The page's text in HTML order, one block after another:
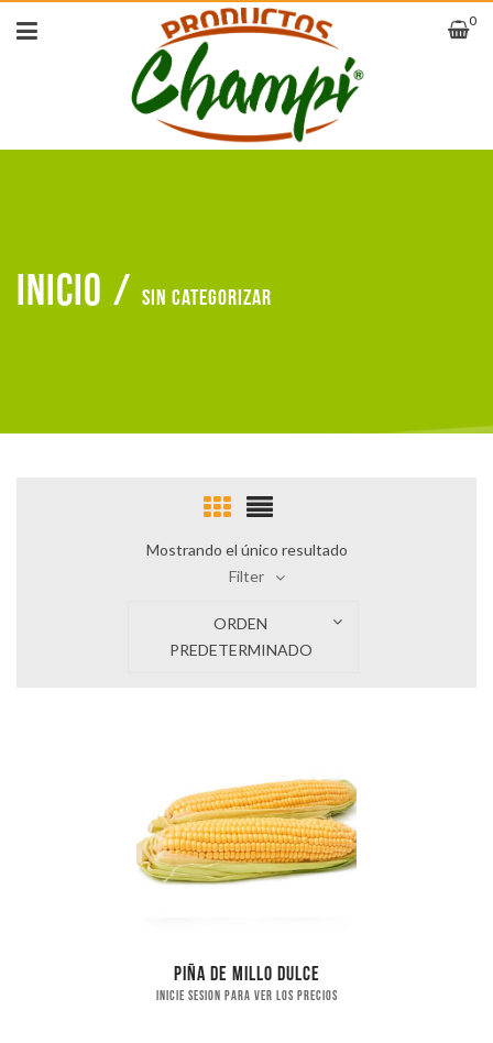
0
Inicio / Sin categorizar
Mostrando el único resultado
Filter
ORDEN
PREDETERMINADO
Piña de millo dulce
Inicie sesion para ver los precios